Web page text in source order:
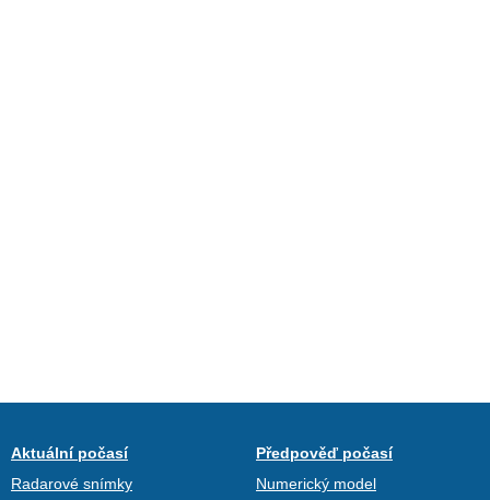
Aktuální počasí
Radarové snímky
Předpověď počasí
Numerický model